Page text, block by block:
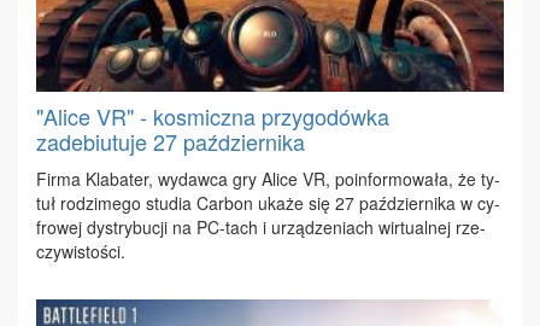
"Alice VR" - kosmiczna przygodówka
zadebiutuje 27 października
Fir­ma Kla­ba­ter, wy­daw­ca gry Ali­ce VR, po­in­for­mo­wa­ła, że ty­
tuł ro­dzi­me­go stu­dia Car­bon uka­że się 27 paź­dzier­ni­ka w cy­
fro­wej dys­try­bu­cji na PC-tach i urzą­dze­niach wir­tu­al­nej rze­
czy­wi­sto­ści.